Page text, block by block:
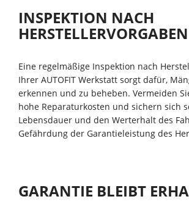
INSPEKTION NACH
HERSTELLERVORGABEN
Eine regelmäßige Inspektion nach
Ihrer AUTOFIT Werkstatt sorgt dafür,
erkennen und zu beheben. Vermeiden
hohe Reparaturkosten und sichern sich
Lebensdauer und den Werterhalt des
Gefährdung der Garantieleistung des
GARANTIE BLEIBT